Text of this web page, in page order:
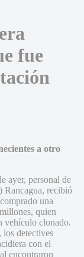
fue
a otro
ayer, personal de
recibió
una
quien
vehículo clonado.
detectives
con el
encontraron